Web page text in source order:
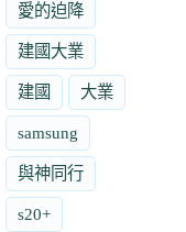
愛的迫降
建國大業
建國 大業
samsung
與神同行
s20+